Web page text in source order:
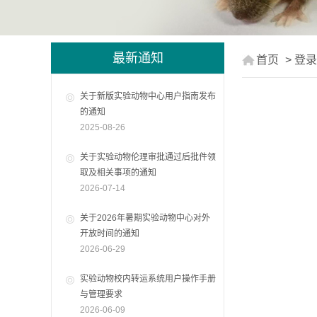
最新通知
关于新版实验动物中心用户指南发布
的通知
2025-08-26
关于实验动物伦理审批通过后批件领
取及相关事项的通知
2026-07-14
关于2026年暑期实验动物中心对外
开放时间的通知
2026-06-29
实验动物校内转运系统用户操作手册
与管理要求
2026-06-09
首页 > 登录